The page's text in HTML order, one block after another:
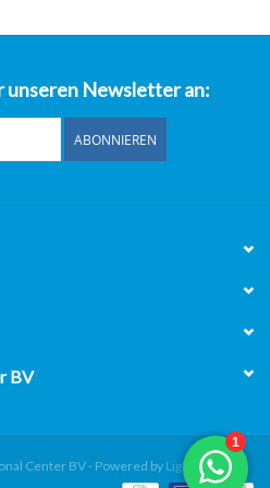
unseren Newsletter an:
ABONNIEREN
BV
Center BV - Powered by Lightspeed